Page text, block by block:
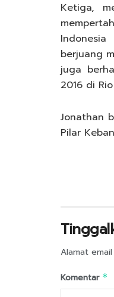
Ketiga,
berjuang
juga
2016 di
Jonathan
Pilar
Alamat
Komentar *